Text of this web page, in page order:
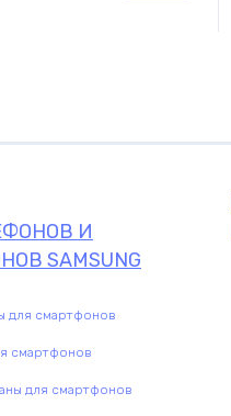
И
SAMSUNG
для смартфонов
смартфонов
для смартфонов